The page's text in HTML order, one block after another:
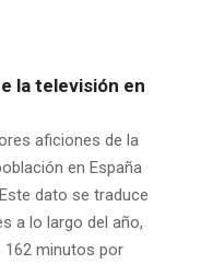
la televisión en
aficiones de la
en España
dato se traduce
a lo largo del año,
162 minutos por